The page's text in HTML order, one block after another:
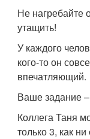
Не нагребайте
утащить!
У каждого
кого-то он
впечатляющий.
Ваше задание
Коллега Таня
только 3, как ни